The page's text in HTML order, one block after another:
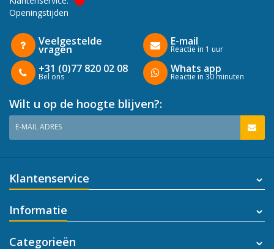
Openingstijden
Veelgestelde
vragen
+31 (0)77 820 02 08
Bel ons
E-mail
Reactie in 1 uur
Whats app
Reactie in 30 minuten
Wilt u op de hoogte blijven?:
E-MAIL ADRES
Klantenservice
Informatie
Categorieën